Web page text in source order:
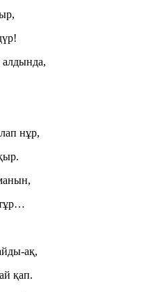
алдында,
нұр,
ақ,
қап.